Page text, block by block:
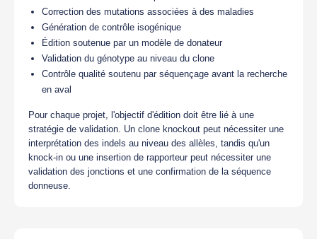
Correction des mutations associées à des maladies
Génération de contrôle isogénique
Édition soutenue par un modèle de donateur
Validation du génotype au niveau du clone
Contrôle qualité soutenu par séquençage avant la recherche
en aval
Pour chaque projet, l'objectif d'édition doit être lié à une
stratégie de validation. Un clone knockout peut nécessiter une
interprétation des indels au niveau des allèles, tandis qu'un
knock-in ou une insertion de rapporteur peut nécessiter une
validation des jonctions et une confirmation de la séquence
donneuse.